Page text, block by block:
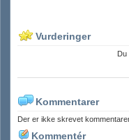
Vurderinger
Du
Kommentarer
Der er ikke skrevet
Kommentér